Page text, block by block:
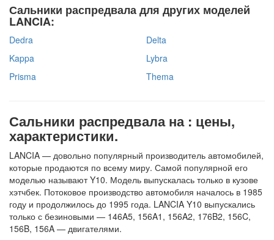
Сальники распредвала для других моделей
LANCIA:
Dedra
Delta
Kappa
Lybra
Prisma
Thema
Сальники распредвала на : цены,
характеристики.
LANCIA — довольно популярный производитель автомобилей,
которые продаются по всему миру. Самой популярной его
моделью называют Y10. Модель выпускалась только в кузове
хэтчбек. Потоковое производство автомобиля началось в 1985
году и продолжилось до 1995 года. LANCIA Y10 выпускались
только с безиновыми — 146A5, 156A1, 156A2, 176B2, 156C,
156B, 156A — двигателями.